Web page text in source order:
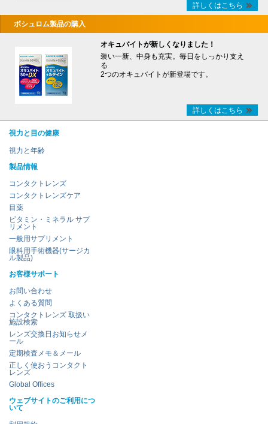
詳しくはこちら
ボシュロム製品の購入
オキュバイトが新しくなりました！
装い一新、中身も充実。毎日をしっかり支え
る
2つのオキュバイトが新登場です。
詳しくはこちら
視力と目の健康
視力と年齢
製品情報
コンタクトレンズ
コンタクトレンズケア
目薬
ビタミン・ミネラル サプ
リメント
一般用サプリメント
眼科用手術機器(サージカ
ル製品)
お客様サポート
お問い合わせ
よくある質問
コンタクトレンズ 取扱い
施設検索
レンズ交換日お知らせメ
ール
定期検査メモ＆メール
正しく使おうコンタクト
レンズ
Global Offices
ウェブサイトのご利用につ
いて